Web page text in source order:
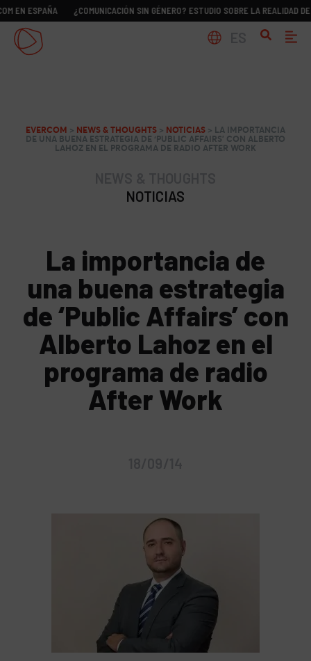
¿COMUNICACIÓN SIN GÉNERO? ESTUDIO SOBRE LA REALIDAD DE LOS
EVERCOM > NEWS & THOUGHTS > NOTICIAS > LA IMPORTANCIA
DE UNA BUENA ESTRATEGIA DE ‘PUBLIC AFFAIRS’ CON ALBERTO
LAHOZ EN EL PROGRAMA DE RADIO AFTER WORK
NOTICIAS
La importancia de
una buena estrategia
de ‘Public Affairs’ con
Alberto Lahoz en el
programa de radio
After Work